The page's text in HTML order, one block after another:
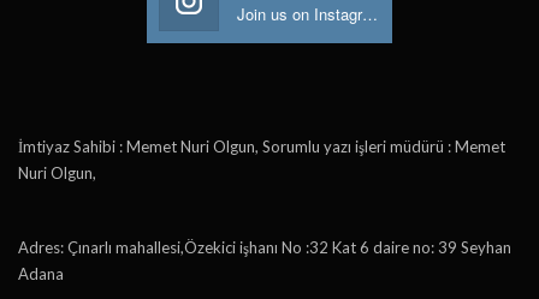
Join us on Instagram
İmtiyaz Sahibi : Memet Nuri Olgun, Sorumlu yazı işleri müdürü : Memet
Nuri Olgun,
Adres: Çınarlı mahallesi,Özekici işhanı No :32 Kat 6 daire no: 39 Seyhan
Adana